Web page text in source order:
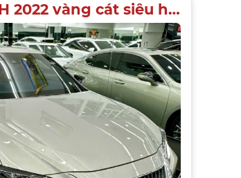
Lexus ES300H 2022 vàng cát siêu hiếm